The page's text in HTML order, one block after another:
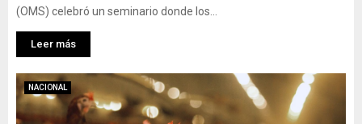
(OMS) celebró un seminario donde los...
Leer más
NACIONAL